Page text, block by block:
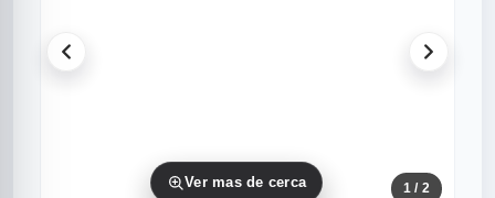
Ver mas de cerca 1 / 2